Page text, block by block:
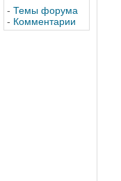
- Темы форума
- Комментарии